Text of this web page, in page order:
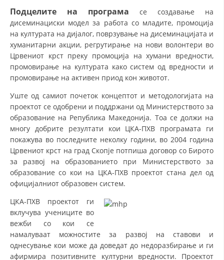
СОБРАНИЕ
СТРУКТУРА И ОРГАНИЗАЦИОНА ПОСТАВЕНОСТ
ДИСЕМИНАЦИЈА
MЕЃУНАРОДНО ХУМАНИТАРНО ПРАВО
ПРОМОЦИЈА НА ХУМАНИ ВРЕДНОСТИ
УПОТРЕБА И ЗАШТИТА НА АМБЛЕМОТ
СОЦИЈАЛНО ХУМАНИТАРНА ДЕЈНОСТ
КАКО ДА ДОНИРАТЕ
ПОДГОТВЕНОСТ И ДЕЈСТВО ПРИ КАТАСТРОФИ
СПАСИТЕЛНА СТАНИЦА ВОДНО
ПРОЕКТИ – ПОДГОТВЕНОСТ И ДЕЈСТВУВАЊЕ ПРИ КАТАСТРОФИ
ОДНОСИ СО ЈАВНОСТ
Подцелите на програма се создавање на
дисеминациски модел за работа со младите, промоција
на културата на дијалог, поврзување на дисеминацијата и
хуманитарни акции, регрутирање на нови волонтери во
Црвениот крст преку промоција на хумани вредности,
промовирање на културата како систем од вредности и
промовирање на активен приод кон животот.
Уште од самиот почеток концептот и методологијата на
проектот се одобрени и поддржани од Министерството за
образование на Република Македонија. Тоа се должи на
многу добрите резултати кои ЦКА-ПХВ програмата ги
покажува во последните неколку години, во 2004 година
Црвениот крст на град Скопје потпиша договор со Бирото
за развој на образованието при Министерството за
образование со кои на ЦКА-ПХВ проектот стана дел од
официјалниот образовен систем.
ЦКА-ПХВ проектот ги
вклучува учениците во
вежби со кои се
намалуваат можностите за развој на ставови и
однесување кои може да доведат до недоразбирање и ги
афирмира позитивните културни вредности. Проектот